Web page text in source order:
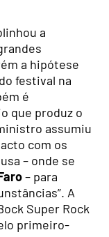
a
a hipótese
festival na
é
que produz o
assumiu
com os
– onde se
– para
A
Super Rock
primeiro-